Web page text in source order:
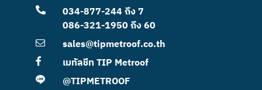
034-877-244ถึง 7
086-321-1950ถึง 60
sales@tipmetroof.co.th
เมทัลชีท TIP Metroof
@TIPMETROOF